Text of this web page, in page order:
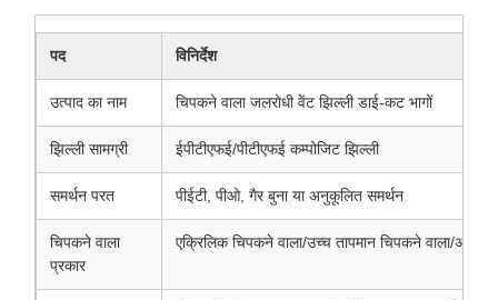
पद विनिर्देश
उत्पाद का नाम चिपकने वाला जलरोधी वेंट झिल्ली डाई-कट भागों
झिल्ली सामग्री ईपीटीएफई/पीटीएफई कम्पोजिट झिल्ली
समर्थन परत पीईटी, पीओ, गैर बुना या अनुकूलित समर्थन
चिपकने वाला
प्रकार
एक्रिलिक चिपकने वाला/उच्च तापमान चिपकने वाला/